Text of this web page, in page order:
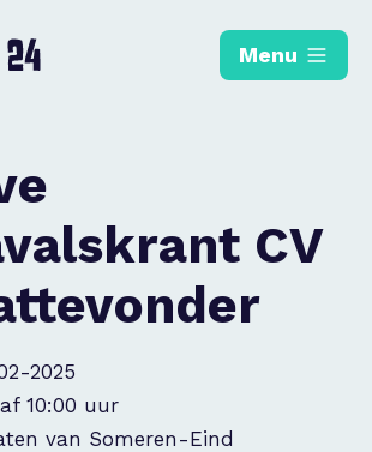
Menu
CV
2025
10:00 uur
van Someren-Eind